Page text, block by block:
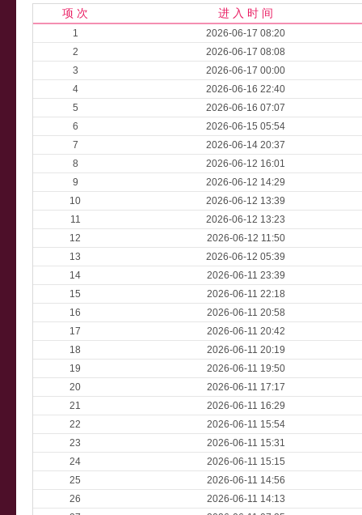
项 次 进 入 时 间
1
2026-06-17 08:20
2
2026-06-17 08:08
3
2026-06-17 00:00
4
2026-06-16 22:40
5
2026-06-16 07:07
6
2026-06-15 05:54
7
2026-06-14 20:37
8
2026-06-12 16:01
9
2026-06-12 14:29
10
2026-06-12 13:39
11
2026-06-12 13:23
12
2026-06-12 11:50
13
2026-06-12 05:39
14
2026-06-11 23:39
15
2026-06-11 22:18
16
2026-06-11 20:58
17
2026-06-11 20:42
18
2026-06-11 20:19
19
2026-06-11 19:50
20
2026-06-11 17:17
21
2026-06-11 16:29
22
2026-06-11 15:54
23
2026-06-11 15:31
24
2026-06-11 15:15
25
2026-06-11 14:56
26
2026-06-11 14:13